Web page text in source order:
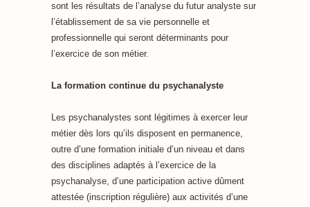
sont les résultats de l’analyse du futur analyste sur
l’établissement de sa vie personnelle et
professionnelle qui seront déterminants pour
l’exercice de son métier.
La formation continue du psychanalyste
Les psychanalystes sont légitimes à exercer leur
métier dès lors qu’ils disposent en permanence,
outre d’une formation initiale d’un niveau et dans
des disciplines adaptés à l’exercice de la
psychanalyse, d’une participation active dûment
attestée (inscription régulière) aux activités d’une